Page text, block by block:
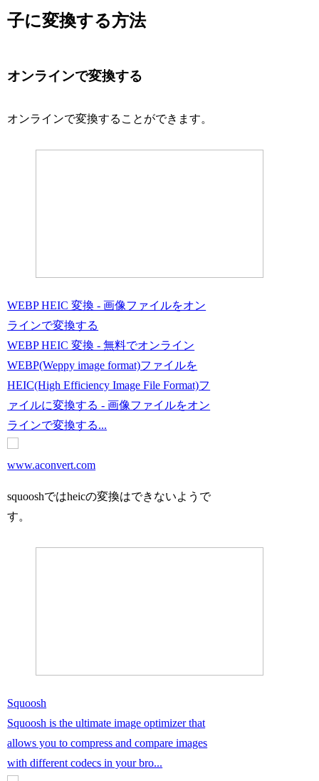
子に変換する方法
オンラインで変換する
オンラインで変換することができます。
WEBP HEIC 変換 - 画像ファイルをオン
ラインで変換する
WEBP HEIC 変換 - 無料でオンライン
WEBP(Weppy image format)ファイルを
HEIC(High Efficiency Image File Format)フ
ァイルに変換する - 画像ファイルをオン
ラインで変換する...
www.aconvert.com
squooshではheicの変換はできないようで
す。
Squoosh
Squoosh is the ultimate image optimizer that
allows you to compress and compare images
with different codecs in your bro...